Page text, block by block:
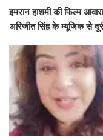
इमरान हाशमी की फिल्म
अरिजीत सिंह के म्यूजिक से